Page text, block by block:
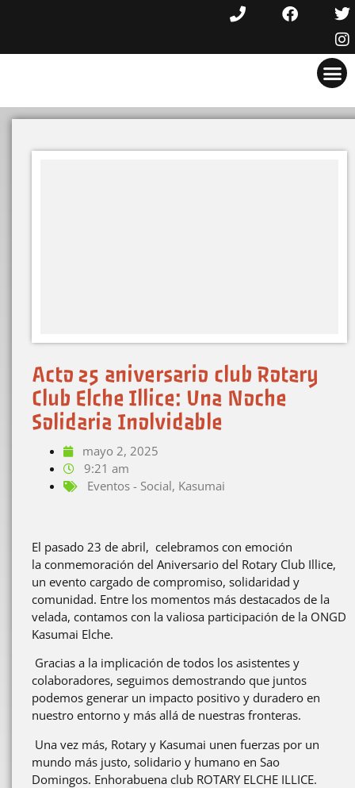
Acto 25 aniversario club Rotary
Club Elche Illice: Una Noche
Solidaria Inolvidable
mayo 2, 2025
9:21 am
Eventos - Social, Kasumai
El pasado 23 de abril, celebramos con emoción
la conmemoración del Aniversario del Rotary Club Illice,
un evento cargado de compromiso, solidaridad y
comunidad. Entre los momentos más destacados de la
velada, contamos con la valiosa participación de la ONGD
Kasumai Elche.
Gracias a la implicación de todos los asistentes y
colaboradores, seguimos demostrando que juntos
podemos generar un impacto positivo y duradero en
nuestro entorno y más allá de nuestras fronteras.
Una vez más, Rotary y Kasumai unen fuerzas por un
mundo más justo, solidario y humano en Sao
Domingos. Enhorabuena club ROTARY ELCHE ILLICE.